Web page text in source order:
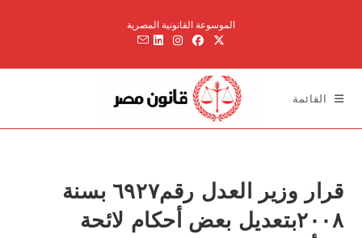
الموسوعة القانونية المصرية
القائمة
قرار وزير العدل رقم٦۹۲۷ بسنة
۲۰۰۸بتعديل بعض أحكام لائحة